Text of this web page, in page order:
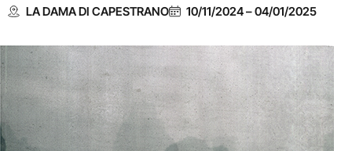
LA DAMA DI CAPESTRANO 10/11/2024–04/01/2025